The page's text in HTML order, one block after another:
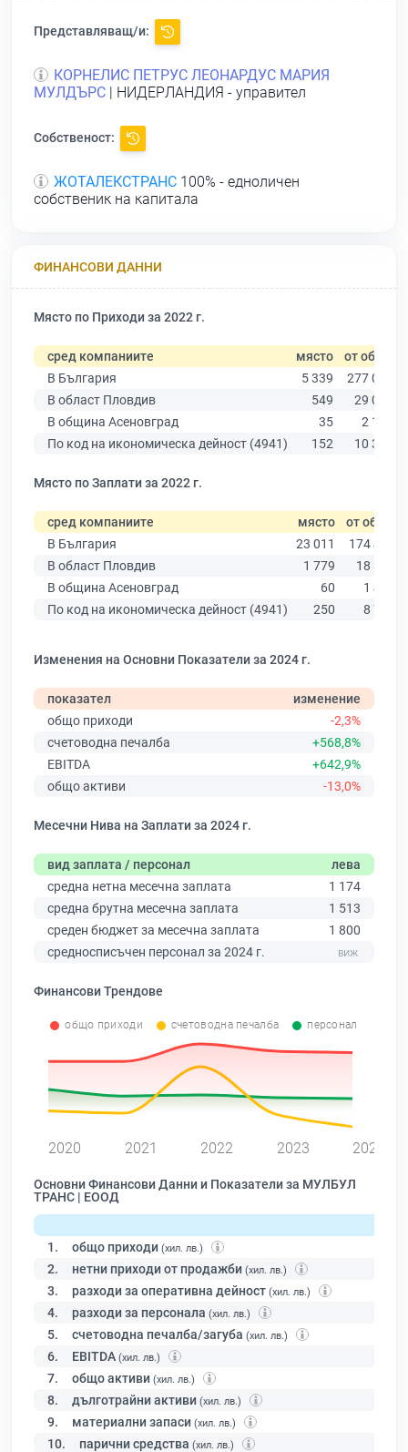
Представляващ/и:
КОРНЕЛИС ПЕТРУС ЛЕОНАРДУС МАРИЯ
МУЛДЪРС | НИДЕРЛАНДИЯ - управител
Собственост:
ЖОТАЛЕКСТРАНС 100% - едноличен
собственик на капитала
ФИНАНСОВИ ДАННИ
Място по Приходи за 2022 г.
сред компаниите място от общо
В България
5 339
277 019
В област Пловдив
549
29 067
В община Асеновград
35
2 168
По код на икономическа дейност (4941)
152 10 330
Място по Заплати за 2022 г.
сред компаниите място от общо
В България
23 011
174 403
В област Пловдив
1 779
18 305
В община Асеновград
60
1 418
По код на икономическа дейност (4941)
250 8 756
Изменения на Основни Показатели за 2024 г.
показател
изменение
общо приходи
-2,3%
счетоводна печалба
+568,8%
EBITDA
+642,9%
общо активи
-13,0%
Месечни Нива на Заплати за 2024 г.
вид заплата / персонал
лева
средна нетна месечна заплата
1 174
средна брутна месечна заплата
1 513
среден бюджет за месечна заплата
1 800
средносписъчен персонал за 2024 г.
Финансови Трендове
общо приходи счетоводна печалба персонал
2020 2021 2022 2023 2024
Основни Финансови Данни и Показатели за МУЛБУЛ
ТРАНС | ЕООД
1. общо приходи (хил. лв.)
2. нетни приходи от продажби (хил. лв.)
3. разходи за оперативна дейност (хил. лв.)
4. разходи за персонала (хил. лв.)
5. счетоводна печалба/загуба (хил. лв.)
6. EBITDA (хил. лв.)
7. общо активи (хил. лв.)
8. дълготрайни активи (хил. лв.)
9. материални запаси (хил. лв.)
10. парични средства (хил. лв.)